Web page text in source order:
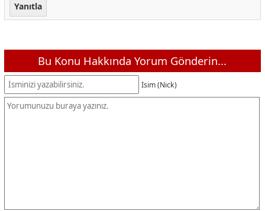
Yanıtla
Bu Konu Hakkında Yorum Gönderin...
İsim (Nick)